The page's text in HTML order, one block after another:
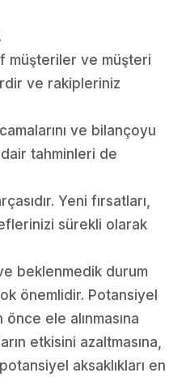
müşteriler ve müşteri
ve rakipleriniz
ve bilançoyu
tahminleri de
Yeni fırsatları,
sürekli olarak
beklenmedik durum
önemlidir. Potansiyel
ele alınmasına
etkisini azaltmasına,
aksaklıkları en